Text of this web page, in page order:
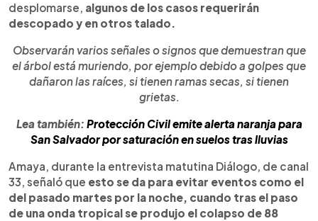
desplomarse, algunos de los casos requerirán
descopado y en otros talado.
Observarán varios señales o signos que demuestran que
el árbol está muriendo, por ejemplo debido a golpes que
dañaron las raíces, si tienen ramas secas, si tienen
grietas.
Lea también: Protección Civil emite alerta naranja para
San Salvador por saturación en suelos tras lluvias
Amaya, durante la entrevista matutina Diálogo, de canal
33, señaló que esto se da para evitar eventos como el
del pasado martes por la noche, cuando tras el paso
de una onda tropical se produjo el colapso de 88